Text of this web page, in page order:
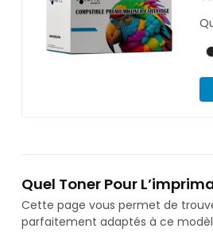
Quel Toner Pour
Cette page vous permet de
parfaitement adaptés à ce